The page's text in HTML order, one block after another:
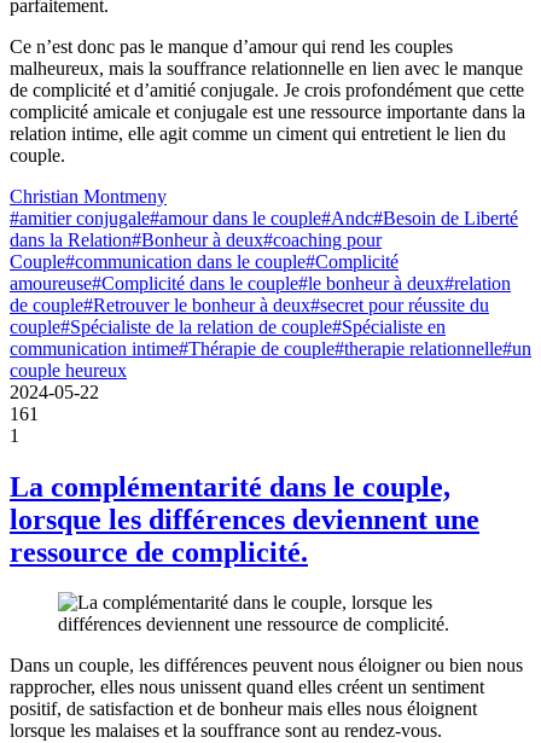
parfaitement.
Ce n’est donc pas le manque d’amour qui rend les couples
malheureux, mais la souffrance relationnelle en lien avec le manque
de complicité et d’amitié conjugale. Je crois profondément que cette
complicité amicale et conjugale est une ressource importante dans la
relation intime, elle agit comme un ciment qui entretient le lien du
couple.
Christian Montmeny
#amitier conjugale#amour dans le couple#Andc#Besoin de Liberté
dans la Relation#Bonheur à deux#coaching pour
Couple#communication dans le couple#Complicité
amoureuse#Complicité dans le couple#le bonheur à deux#relation
de couple#Retrouver le bonheur à deux#secret pour réussite du
couple#Spécialiste de la relation de couple#Spécialiste en
communication intime#Thérapie de couple#therapie relationnelle#un
couple heureux
2024-05-22
161
1
La complémentarité dans le couple,
lorsque les différences deviennent une
ressource de complicité.
Dans un couple, les différences peuvent nous éloigner ou bien nous
rapprocher, elles nous unissent quand elles créent un sentiment
positif, de satisfaction et de bonheur mais elles nous éloignent
lorsque les malaises et la souffrance sont au rendez-vous.